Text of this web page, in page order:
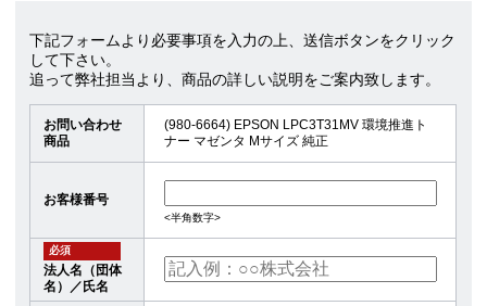
下記フォームより必要事項を入力の上、送信ボタンをクリック
して下さい。
追って弊社担当より、商品の詳しい説明をご案内致します。
お問い合わせ
商品
(980-6664) EPSON LPC3T31MV 環境推進ト
ナー マゼンタ Mサイズ 純正
お客様番号
<半角数字>
必須
法人名（団体
名）／氏名